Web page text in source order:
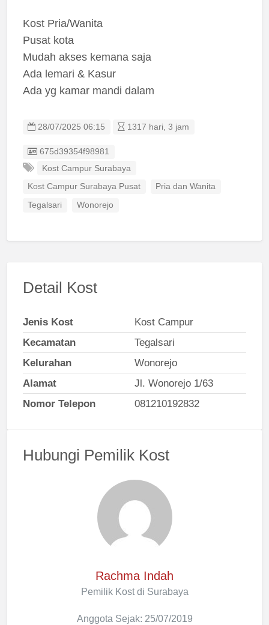
Kost Pria/Wanita
Pusat kota
Mudah akses kemana saja
Ada lemari & Kasur
Ada yg kamar mandi dalam
28/07/2025 06:15 1317 hari, 3 jam
Listing ID
675d39354f98981
Kost Campur Surabaya
Kost Campur Surabaya Pusat Pria dan Wanita
Tegalsari Wonorejo
Detail Kost
Jenis Kost
Kost Campur
Kecamatan
Tegalsari
Kelurahan
Wonorejo
Alamat
Jl. Wonorejo 1/63
Nomor Telepon
081210192832
Hubungi Pemilik Kost
Rachma Indah
Pemilik Kost di Surabaya
Anggota Sejak: 25/07/2019